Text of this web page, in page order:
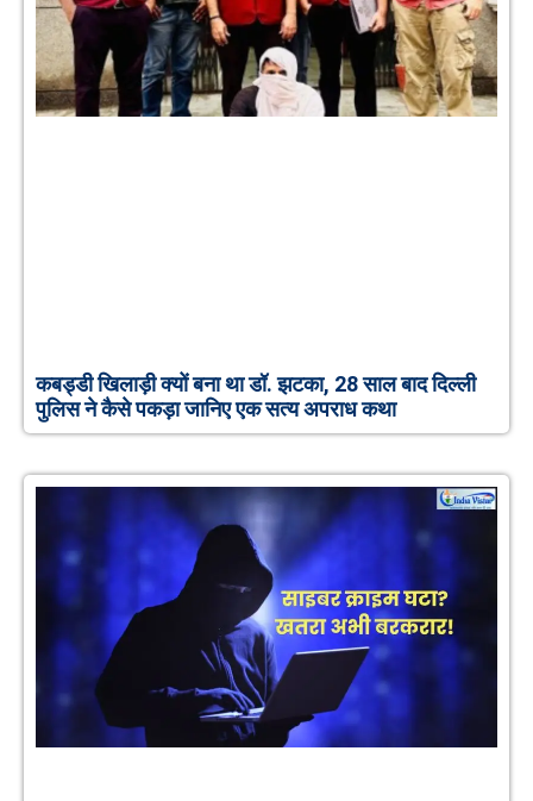
कबड्डी खिलाड़ी क्यों बना था डॉ. झटका, 28 साल बाद दिल्ली
पुलिस ने कैसे पकड़ा जानिए एक सत्य अपराध कथा